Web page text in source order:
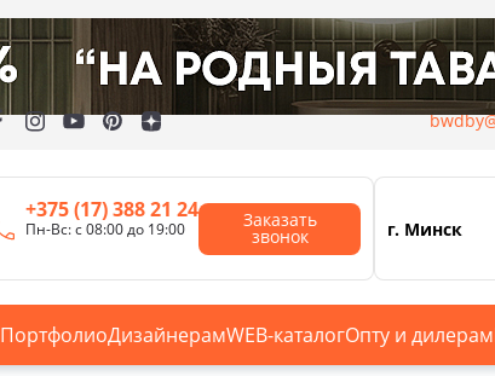
+375 (17) 388 21 24
Пн-Вс: с 08:00 до 19:00 Заказать
звонок г. Минск
ПортфолиоДизайнерамWEB-каталогОпту и дилерам